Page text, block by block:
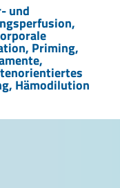
und
Priming,
Hämodilution